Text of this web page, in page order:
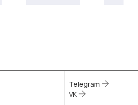
Telegram
VK